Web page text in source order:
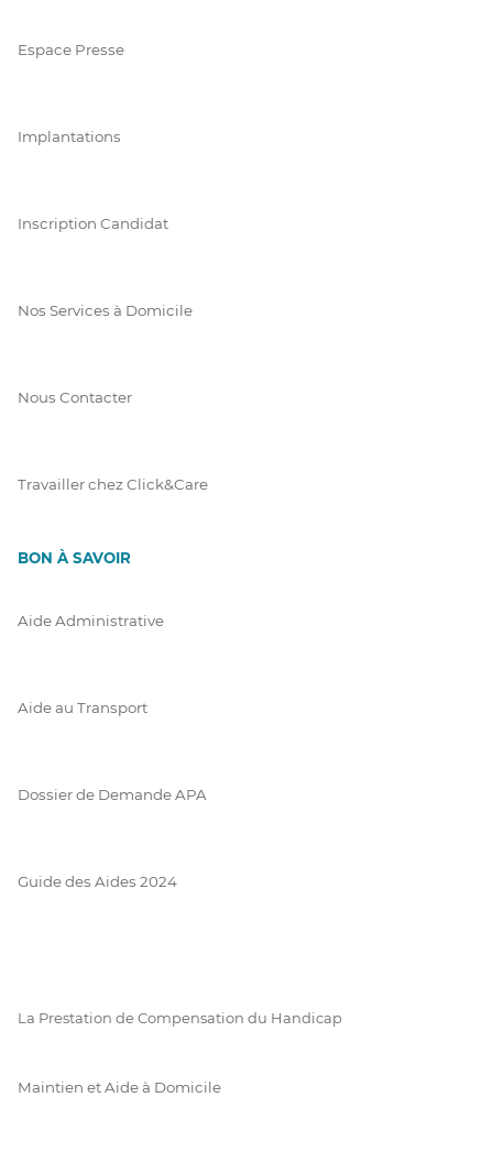
Espace Presse
Implantations
Inscription Candidat
Nos Services à Domicile
Nous Contacter
Travailler chez Click&Care
BON À SAVOIR
Aide Administrative
Aide au Transport
Dossier de Demande APA
Guide des Aides 2024
La Prestation de Compensation du Handicap
Maintien et Aide à Domicile